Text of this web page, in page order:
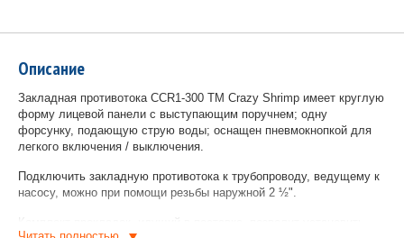
Описание
Закладная противотока CCR1-300 ТМ Crazy Shrimp имеет круглую
форму лицевой панели с выступающим поручнем; одну
форсунку, подающую струю воды; оснащен пневмокнопкой для
легкого включения / выключения.
Подключить закладную противотока к трубопроводу, ведущему к
насосу, можно при помощи резьбы наружной 2 ½".